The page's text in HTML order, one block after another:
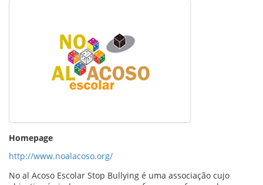
Homepage
http://www.noalacoso.org/
No al Acoso Escolar Stop Bullying é uma associação cujo